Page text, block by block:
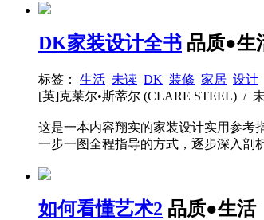
DK家装设计全书 品质●生
标签： 生活 未读 DK 装修 家居 设计
[英]克莱尔•斯蒂尔 (CLARE STEEL) /
这是一本内容翔实的家装设计实用参考
一步一图全程指导的方式，逐步深入剖
如何看懂艺术2 品质●生活